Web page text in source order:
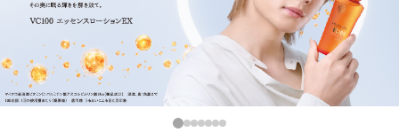
商品カテゴリーから探す
メイク落とし 洗顔
角質・導入美容液 化粧水
1234567